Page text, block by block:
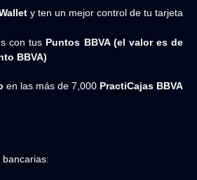
y ten un mejor control de tu tarjeta
con tus Puntos BBVA (el valor es de
BBVA)
en las más de 7,000 PractiCajas BBVA